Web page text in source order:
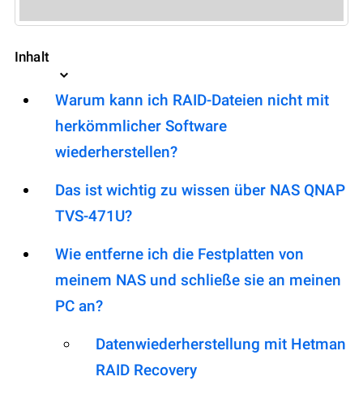
Inhalt
Warum kann ich RAID-Dateien nicht mit
herkömmlicher Software
wiederherstellen?
Das ist wichtig zu wissen über NAS QNAP
TVS-471U?
Wie entferne ich die Festplatten von
meinem NAS und schließe sie an meinen
PC an?
Datenwiederherstellung mit Hetman
RAID Recovery